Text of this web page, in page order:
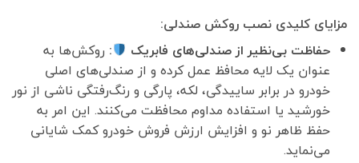
مزایای کلیدی نصب روکش صندلی:
حفاظت بی‌نظیر از صندلی‌های فابریک
: روکش‌ها به
عنوان یک لایه محافظ عمل کرده و از صندلی‌های اصلی
خودرو در برابر ساییدگی، لکه، پارگی و رنگ‌رفتگی ناشی از نور
خورشید یا استفاده مداوم محافظت می‌کنند. این امر به
حفظ ظاهر نو و افزایش ارزش فروش خودرو کمک شایانی
می‌نماید.